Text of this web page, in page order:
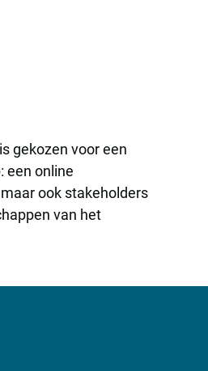
gekozen voor een
een online
ook stakeholders
van het